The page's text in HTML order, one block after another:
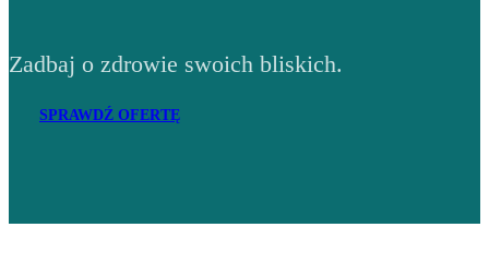
Zadbaj o zdrowie swoich bliskich.
SPRAWDŹ OFERTĘ